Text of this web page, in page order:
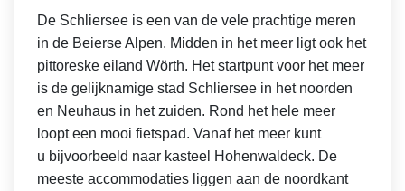
De Schliersee is een van de vele prachtige meren
in de Beierse Alpen. Midden in het meer ligt ook het
pittoreske eiland Wörth. Het startpunt voor het meer
is de gelijknamige stad Schliersee in het noorden
en Neuhaus in het zuiden. Rond het hele meer
loopt een mooi fietspad. Vanaf het meer kunt
u bijvoorbeeld naar kasteel Hohenwaldeck. De
meeste accommodaties liggen aan de noordkant